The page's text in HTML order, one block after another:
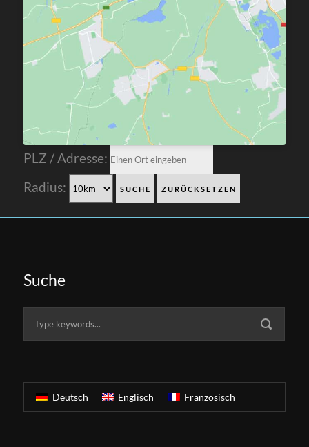
PLZ / Adresse:
Radius:
Suche
Deutsch Englisch Französisch